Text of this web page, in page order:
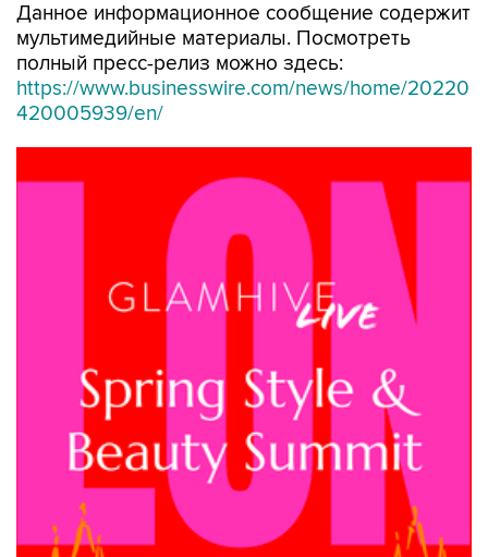
Данное информационное сообщение содержит
мультимедийные материалы. Посмотреть
полный пресс-релиз можно здесь:
https://www.businesswire.com/news/home/20220
420005939/en/